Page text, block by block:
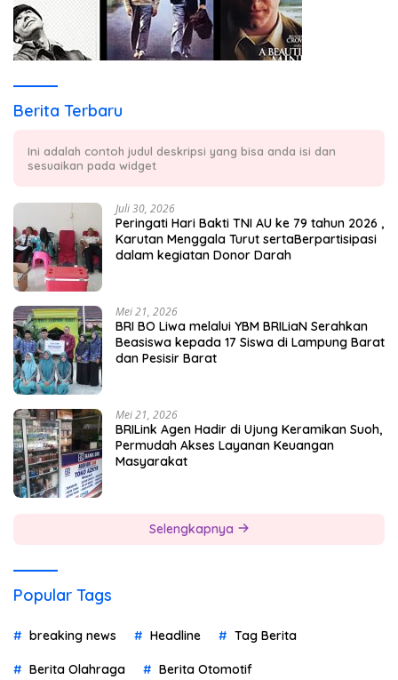
Berita Terbaru
Ini adalah contoh judul deskripsi yang bisa anda isi dan
sesuaikan pada widget
Juli 30, 2026
Peringati Hari Bakti TNI AU ke 79 tahun 2026 ,
Karutan Menggala Turut sertaBerpartisipasi
dalam kegiatan Donor Darah
Mei 21, 2026
BRI BO Liwa melalui YBM BRILiaN Serahkan
Beasiswa kepada 17 Siswa di Lampung Barat
dan Pesisir Barat
Mei 21, 2026
BRILink Agen Hadir di Ujung Keramikan Suoh,
Permudah Akses Layanan Keuangan
Masyarakat
Selengkapnya
Popular Tags
breaking news Headline Tag Berita
Berita Olahraga Berita Otomotif